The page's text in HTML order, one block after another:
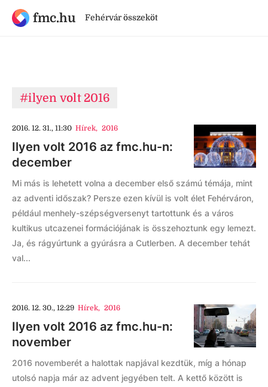
fmc.hu Fehérvár összeköt
#ilyen volt 2016
2016. 12. 31., 11:30 Hírek, 2016
Ilyen volt 2016 az fmc.hu-n:
december
Mi más is lehetett volna a december első számú témája, mint
az adventi időszak? Persze ezen kívül is volt élet Fehérváron,
például menhely-szépségversenyt tartottunk és a város
kultikus utcazenei formációjának is összehoztunk egy lemezt.
Ja, és rágyúrtunk a gyúrásra a Cutlerben. A december tehát
val...
2016. 12. 30., 12:29 Hírek, 2016
Ilyen volt 2016 az fmc.hu-n:
november
2016 novemberét a halottak napjával kezdtük, míg a hónap
utolsó napja már az advent jegyében telt. A kettő között is